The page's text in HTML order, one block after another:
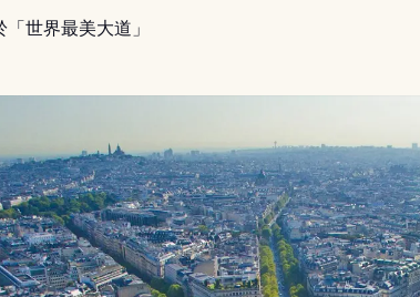
「世界最美大道」